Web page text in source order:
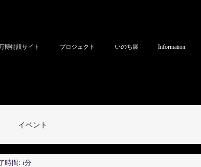
博特設サイト プロジェクト いのち展 Information
イベント
時間: 1分